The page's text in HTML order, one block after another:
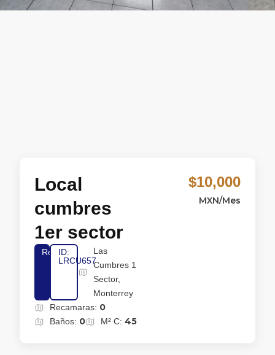
Local
cumbres
1er sector
RentaID:
LRCU657
Las
Cumbres 1
Sector,
Monterrey
Recamaras: 0
Baños: 0 M² C: 45
$10,000
MXN/Mes